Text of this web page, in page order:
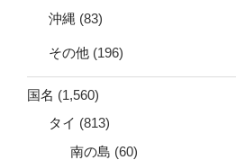
沖縄 (83)
その他 (196)
国名 (1,560)
タイ (813)
南の島 (60)